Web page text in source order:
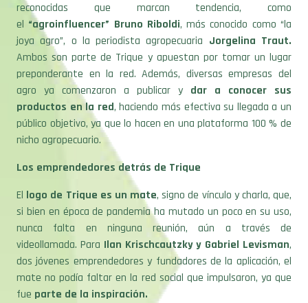
reconocidas que marcan tendencia, como
el “agroinfluencer” Bruno Riboldi, más conocido como “la
joya agro”, o la periodista agropecuaria Jorgelina Traut.
Ambos son parte de Trique y apuestan por tomar un lugar
preponderante en la red. Además, diversas empresas del
agro ya comenzaron a publicar y dar a conocer sus
productos en la red, haciendo más efectiva su llegada a un
público objetivo, ya que lo hacen en una plataforma 100 % de
nicho agropecuario.
Los emprendedores detrás de Trique
El logo de Trique es un mate, signo de vínculo y charla, que,
si bien en época de pandemia ha mutado un poco en su uso,
nunca falta en ninguna reunión, aún a través de
videollamada. Para Ilan Krischcautzky y Gabriel Levisman,
dos jóvenes emprendedores y fundadores de la aplicación, el
mate no podía faltar en la red social que impulsaron, ya que
fue parte de la inspiración.